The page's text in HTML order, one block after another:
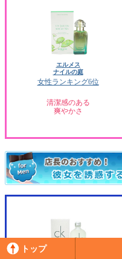
エルメス
ナイルの庭
女性ランキング6位
清潔感のある
爽やかさ
トップ